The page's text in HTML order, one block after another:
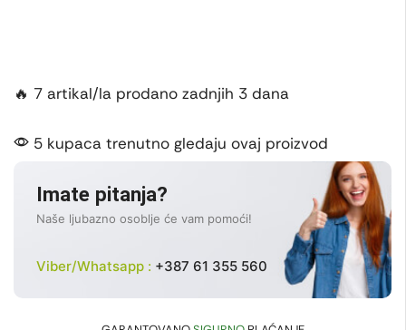
🔥 7 artikal/la prodano zadnjih 3 dana
5 kupaca trenutno gledaju ovaj proizvod
Imate pitanja?
Naše ljubazno osoblje će vam pomoći!
Viber/Whatsapp : +387 61 355 560